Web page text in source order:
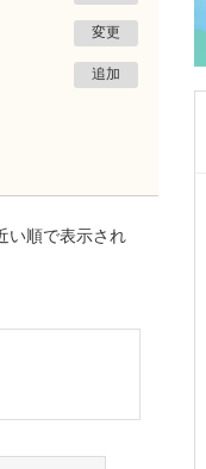
変更
追加
い順で表示され
視鏡クリニック 鶴見